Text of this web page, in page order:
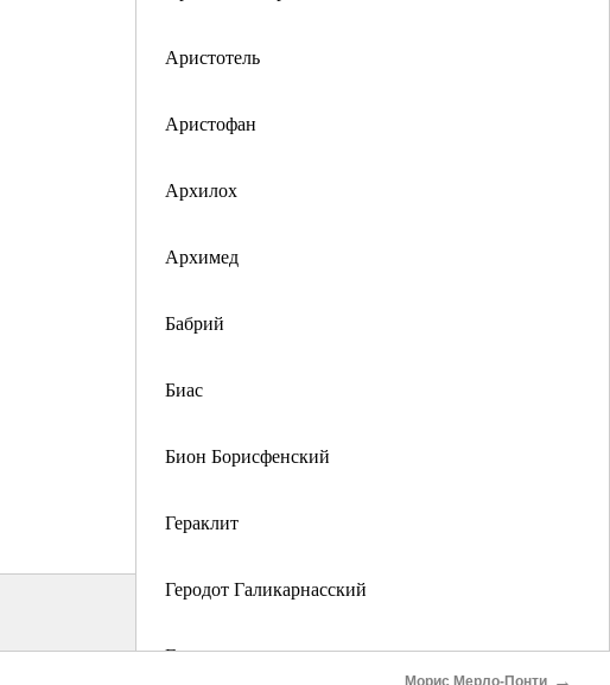
Аристотель
Аристофан
Архилох
Архимед
Бабрий
Биас
Бион Борисфенский
Гераклит
Геродот Галикарнасский
Гесиод
Морис Мерло-Понти →